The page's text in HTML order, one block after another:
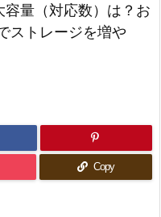
量（対応数）は？お
ストレージを増や
Copy